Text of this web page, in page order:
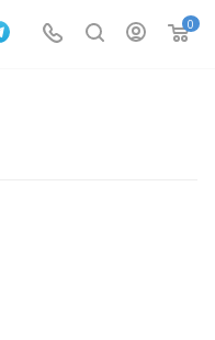
0